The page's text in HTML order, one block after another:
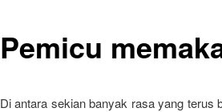
Pemicu
Di antara sekian banyak rasa yang terus